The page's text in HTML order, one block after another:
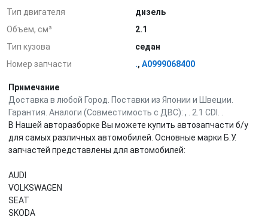
Тип двигателя
дизель
Объем, см³
2.1
Тип кузова
седан
Номер запчасти
.,A0999068400
Примечание
Доставка в любой Город. Поставки из Японии и Швеции.
Гарантия. Аналоги (Совместимость с ДВС): , . 2.1 CDI. .
В Нашей авторазборке Вы можете купить автозапчасти б/у
для самых различных автомобилей. Основные марки Б.У.
запчастей представлены для автомобилей:
AUDI
VOLKSWAGEN
SEAT
SKODA